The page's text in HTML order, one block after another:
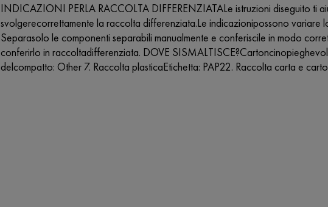
INDICAZIONI PERLA RACCOLTA DIFFERENZIATALe istruzioni diseguito ti
svolgerecorrettamente la raccolta differenziata.Le indicazionipossono variare
Separasolo le componenti separabili manualmente e conferiscile in modo
conferirlo in raccoltadifferenziata. DOVE
delcompatto: Other 7. Raccolta plasticaEtichetta: PAP22. Raccolta carta e